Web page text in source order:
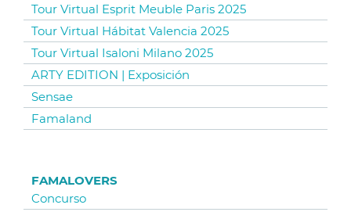
Tour Virtual Esprit Meuble Paris 2025
Tour Virtual Hábitat Valencia 2025
Tour Virtual Isaloni Milano 2025
ARTY EDITION | Exposición
Sensae
Famaland
FAMALOVERS
Concurso